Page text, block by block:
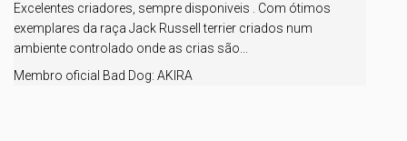
Excelentes criadores, sempre disponiveis . Com ótimos
exemplares da raça Jack Russell terrier criados num
ambiente controlado onde as crias são...
Membro oficial Bad Dog: AKIRA